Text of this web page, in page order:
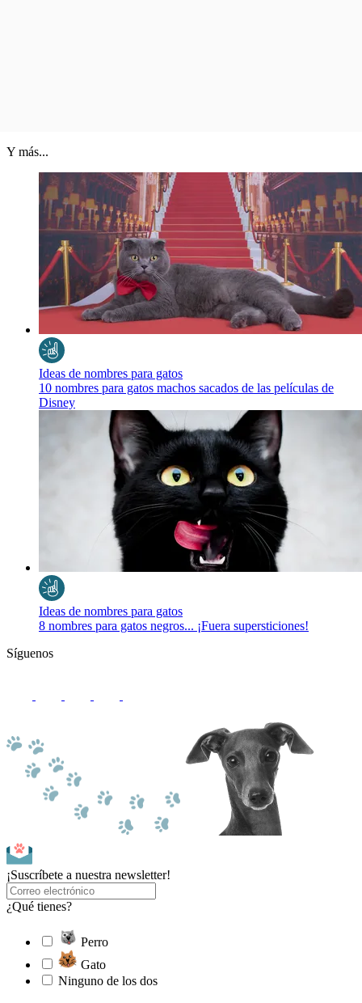
Y más...
Ideas de nombres para gatos
10 nombres para gatos machos sacados de las películas de
Disney
Ideas de nombres para gatos
8 nombres para gatos negros... ¡Fuera supersticiones!
Síguenos
¡Suscríbete a nuestra newsletter!
¿Qué tienes?
Perro
Gato
Ninguno de los dos